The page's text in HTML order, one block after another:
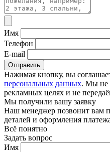
Имя
Телефон
E-mail
Отправить
Нажимая кнопку, вы
персональных данных. Мы не
рекламных целях и не
Мы получили вашу заявку
Наш менеджер позвонит вам
деталей и оформления
Всё понятно
Задать вопрос
Имя